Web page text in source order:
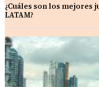
¿Cuáles son los mejores
LATAM?